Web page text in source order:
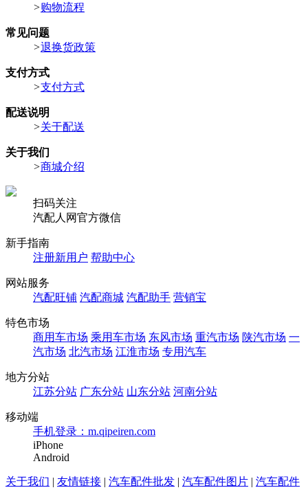
>购物流程
常见问题
>退换货政策
支付方式
>支付方式
配送说明
>关于配送
关于我们
>商城介绍
扫码关注
汽配人网官方微信
新手指南
注册新用户 帮助中心
网站服务
汽配旺铺 汽配商城 汽配助手 营销宝
特色市场
商用车市场 乘用车市场 东风市场 重汽市场 陕汽市场 一
汽市场 北汽市场 江淮市场 专用汽车
地方分站
江苏分站 广东分站 山东分站 河南分站
移动端
手机登录：m.qipeiren.com
iPhone
Android
关于我们 | 友情链接 | 汽车配件批发 | 汽车配件图片 | 汽车配件